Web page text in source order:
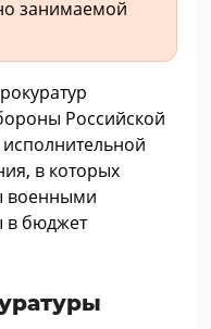
занимаемой
Российской
в которых
военными
в бюджет